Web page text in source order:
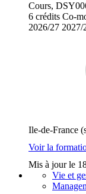
Cours,
6 crédits Co-
2026/27 2027/
Ile-de-France
Voir la
Mis à jour le
Vie et